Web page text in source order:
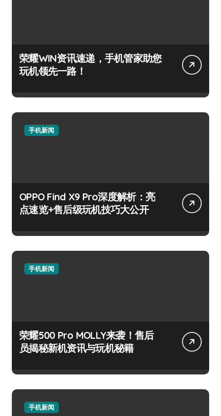
荣耀WIN资讯速递，手机管家助您
玩机领先一路！
手机新闻
OPPO Find X9 Pro深度解析：亮
点速览+售后级玩机技巧大公开
手机新闻
荣耀500 Pro MOLLY来袭！售后
员揭秘新机资讯与玩机秘籍
手机新闻